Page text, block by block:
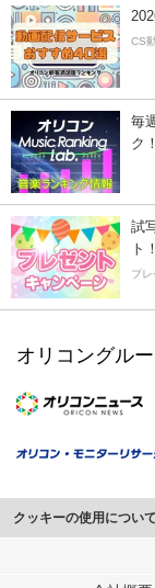
CS
毎
ク！
試
ト！
プ
オリコングル
クッキーの使用について
このサイトでは